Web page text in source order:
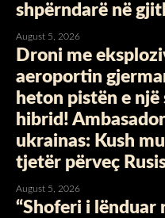
shpërndarë në
August 5, 2026
Droni me
aeroportin
heton pistën e një
hibrid!
ukrainas: Kush
tjetër përveç
August 5, 2026
“Shoferi i lënduar